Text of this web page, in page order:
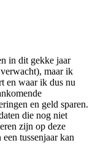
in dit gekke jaar
maar ik
en waar ik dus nu
en geld sparen.
die nog niet
zijn op deze
tussenjaar kan